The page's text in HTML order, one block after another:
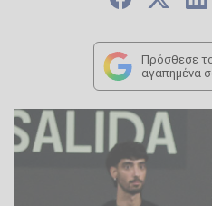
Πρόσθεσε
αγαπημένα